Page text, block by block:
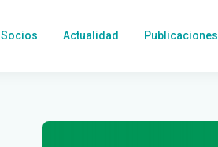
Socios Actualidad Publicaciones